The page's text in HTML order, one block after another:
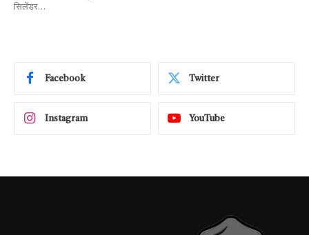
सिलेंडर…
Facebook Twitter
Instagram YouTube